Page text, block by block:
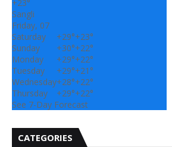
+23°
Sangli
Friday, 07
Saturday
+29°+23°
Sunday
+30°+22°
Monday
+29°+22°
Tuesday
+29°+21°
Wednesday+28°+22°
Thursday
+29°+22°
See 7-Day Forecast
CATEGORIES